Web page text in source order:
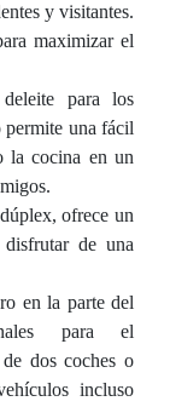
y visitantes.
maximizar el
para los
permite una fácil
la cocina en un
ofrece un
de una
en la parte del
para el
dos coches o
incluso